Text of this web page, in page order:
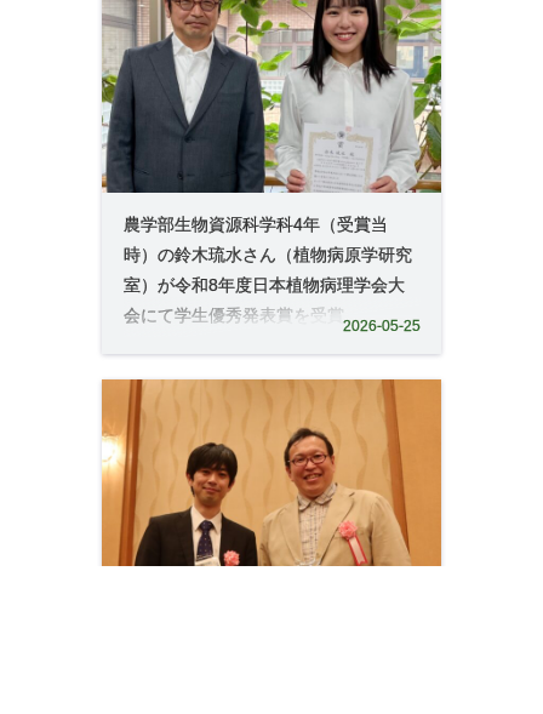
農学部生物資源科学科4年（受賞当
時）の鈴木琉水さん（植物病原学研究
室）が令和8年度日本植物病理学会大
会にて学生優秀発表賞を受賞
2026-05-25